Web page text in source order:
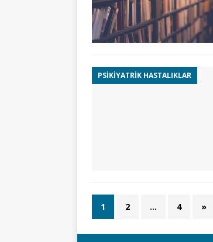
PSIKIYATRIK HASTALIKLAR
1 2 … 4 »